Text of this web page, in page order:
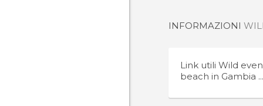
INFORMAZIONI
Link utili Wild
beach in Gambia